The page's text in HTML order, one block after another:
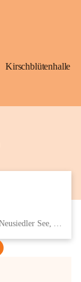
Kirschblütenhalle
Eisenstädter Straße 18, 7091 Breitenbrunn am Neusiedler See, AUT